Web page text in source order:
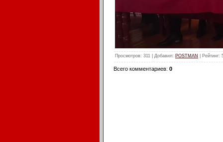
Просмотров: 311 | Добавил: POSTMAN Рейтинг:
Всего комментариев: 0